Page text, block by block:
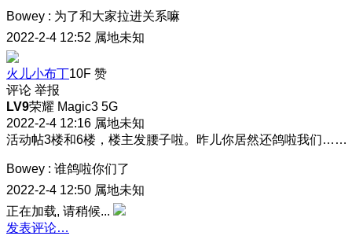
Bowey : 为了和大家拉进关系嘛
2022-2-4 12:52 属地未知
火儿小布丁10F 赞
评论 举报
LV9荣耀 Magic3 5G
2022-2-4 12:16 属地未知
活动帖3楼和6楼，楼主发腰子啦。昨儿你居然还鸽啦我们……
Bowey : 谁鸽啦你们了
2022-2-4 12:50 属地未知
正在加载, 请稍候...
发表评论…